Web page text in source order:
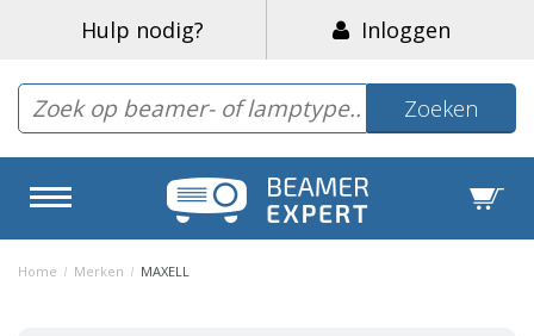
Hulp nodig? Inloggen
Zoeken
Home / Merken / MAXELL